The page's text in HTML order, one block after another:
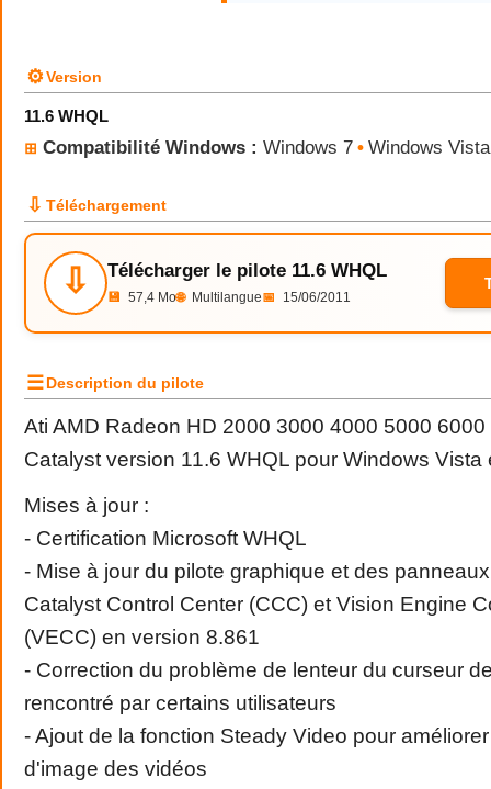
⚙Version
11.6 WHQL
⊞ Compatibilité Windows : Windows 7 • Windows Vista
⇩ Téléchargement
⇩ Télécharger le pilote 11.6 WHQL
💾 57,4 Mo🌐 Multilangue📅 15/06/2011
☰Description du pilote
Ati AMD Radeon HD 2000 3000 4000 5000
Catalyst version 11.6 WHQL pour Windows Vista
Mises à jour :
- Certification Microsoft WHQL
- Mise à jour du pilote graphique et des
Catalyst Control Center (CCC) et Vision Engine
(VECC) en version 8.861
- Correction du problème de lenteur du curseur
rencontré par certains utilisateurs
- Ajout de la fonction Steady Video pour
d'image des vidéos